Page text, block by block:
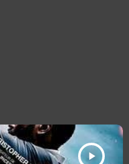
play_arrow